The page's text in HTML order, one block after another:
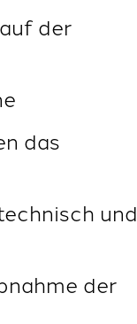
der
das
und
der